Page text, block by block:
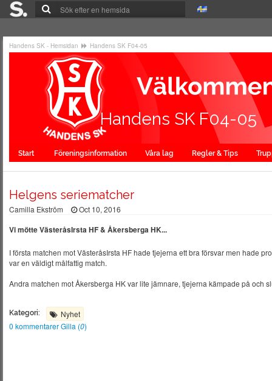
Handens SK - Hemsidan Handens SK F04-05
Handens SK F04-05
Start Föreningsinformation Våra lag Regler & Tips
Helgens seriematcher
Camilla Ekström Oct 10, 2016
Vi mötte VästeråsIrsta HF & Åkersberga HK...
I första matchen mot VästeråsIrsta HF hade tjejerna ett bra försvar men hade
var en väldigt målfattig match.
Andra matchen mot Åkersberga HK var lite jämnare, tjejerna kämpade på och
Kategori:
Nyhet
0 kommentarerGilla (0)